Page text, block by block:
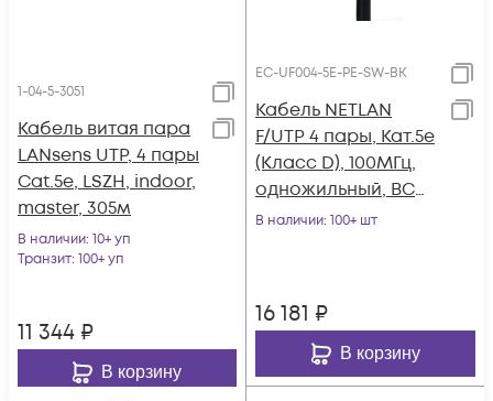
1-04-5-3051
Кабель витая пара
LANsens UTP, 4 пары
Cat.5e, LSZH, indoor,
master, 305м
В наличии: 10+ уп
Транзит: 100+ уп
11 344 ₽
В корзину
EC-UF004-5E-PE-SW-BK
Кабель NETLAN
F/UTP 4 пары, Кат.5e
(Класс D), 100МГц,
одножильный, BC
(чистая медь),
тросом, черный,
В наличии: 100+ шт
16 181 ₽
В корзину